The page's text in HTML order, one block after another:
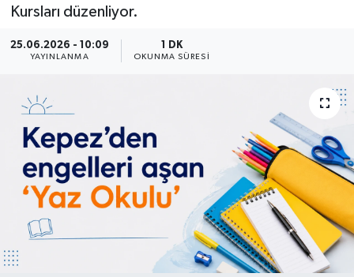
Kursları düzenliyor.
25.06.2026 - 10:09
YAYINLANMA
1 DK
OKUNMA SÜRESI